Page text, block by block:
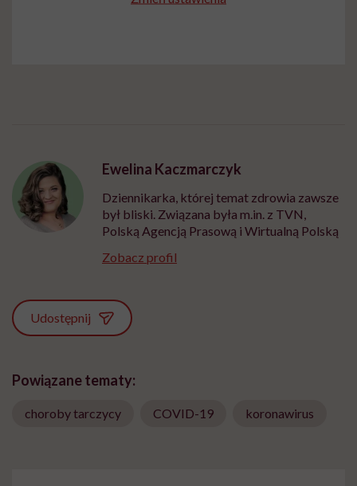
Ewelina Kaczmarczyk
Dziennikarka, której temat zdrowia zawsze
był bliski. Związana była m.in. z TVN,
Polską Agencją Prasową i Wirtualną Polską
Zobacz profil
Udostępnij
Powiązane tematy:
choroby tarczycy COVID-19 koronawirus